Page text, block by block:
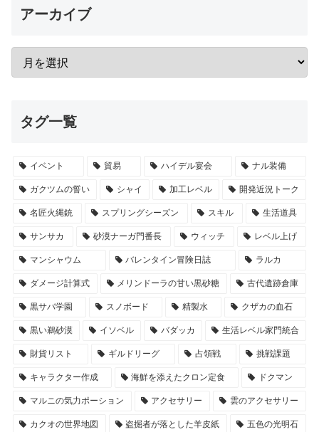
アーカイブ
タグ一覧
イベント 貿易 ハイデル宴会 ナル装備
ガクツムの誓い シャイ 加工レベル 開発近況トーク
名匠火縄銃 スプリングシーズン スキル 生活道具
サンサカ 砂漠ナーガ門番長 ウィッチ レベル上げ
マンシャウム バレンタイン冒険日誌 ラルカ
ダメージ計算式 メリンドーラの甘い黒砂糖 古代遺跡倉庫
黒サバ学園 スノボード 精製水 クザカの血石
黒い鵜砂漠 イソベル バダッカ 生活レベル家門統合
財貨リスト ギルドリーグ 占領戦 挑戦課題
キャラクター作成 海鮮を添えたクロン定食 ドクマン
マルニの気力ポーション アクセサリー 雲のアクセサリー
カクオの世界地図 盗掘者が落とした羊皮紙 五色の光明石